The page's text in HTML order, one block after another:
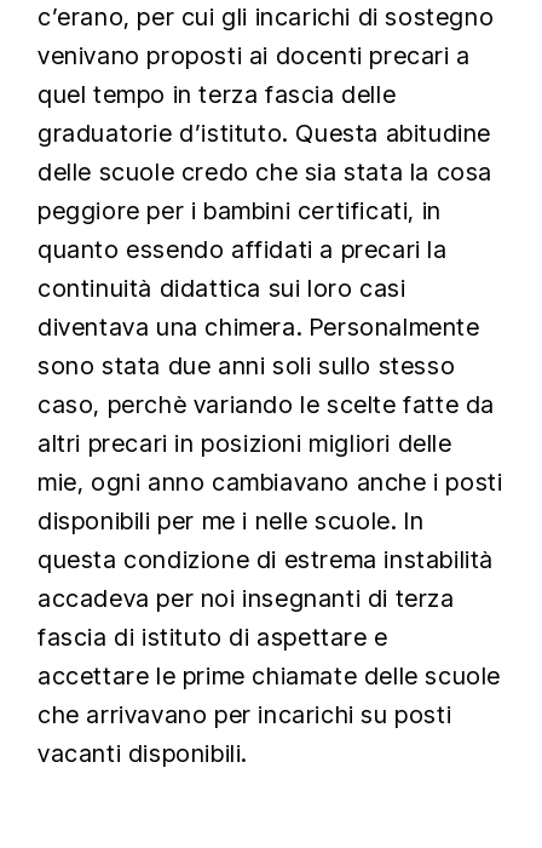
c’erano, per cui gli incarichi di sostegno
venivano proposti ai docenti precari a
quel tempo in terza fascia delle
graduatorie d’istituto. Questa abitudine
delle scuole credo che sia stata la cosa
peggiore per i bambini certificati, in
quanto essendo affidati a precari la
continuità didattica sui loro casi
diventava una chimera. Personalmente
sono stata due anni soli sullo stesso
caso, perchè variando le scelte fatte da
altri precari in posizioni migliori delle
mie, ogni anno cambiavano anche i posti
disponibili per me i nelle scuole. In
questa condizione di estrema instabilità
accadeva per noi insegnanti di terza
fascia di istituto di aspettare e
accettare le prime chiamate delle scuole
che arrivavano per incarichi su posti
vacanti disponibili.